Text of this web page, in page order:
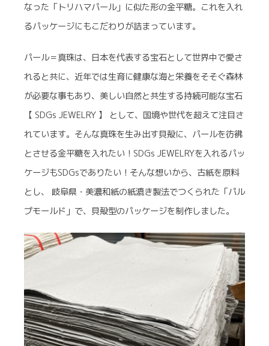
なった「トリハマパール」に似た形の金平糖。これを入れ
るパッケージにもこだわりが詰まっています。
パール＝真珠は、日本を代表する宝石として世界中で愛さ
れると共に、近年では生育に健康な海と栄養をそそぐ森林
が必要な事もあり、美しい自然と共生する持続可能な宝石
【 SDGs JEWELRY 】 として、国境や世代を超えて注目さ
れています。そんな真珠を生み出す貝殻に、パールを彷彿
とさせる金平糖を入れたい！SDGs JEWELRYを入れるパッ
ケージもSDGsでありたい！そんな想いから、古紙を原料
とし、 岐阜県・美濃和紙の紙漉き製法でつくられた「パル
プモールド」で、貝殻型のパッケージを制作しました。